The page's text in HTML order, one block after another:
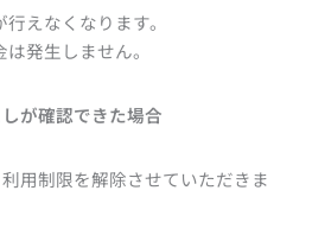
えなくなります。
発生しません。
が確認できた場合
用制限を解除させていただきま